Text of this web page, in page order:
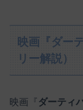
映画『ダー
リー解説）
映画『 ダーティ